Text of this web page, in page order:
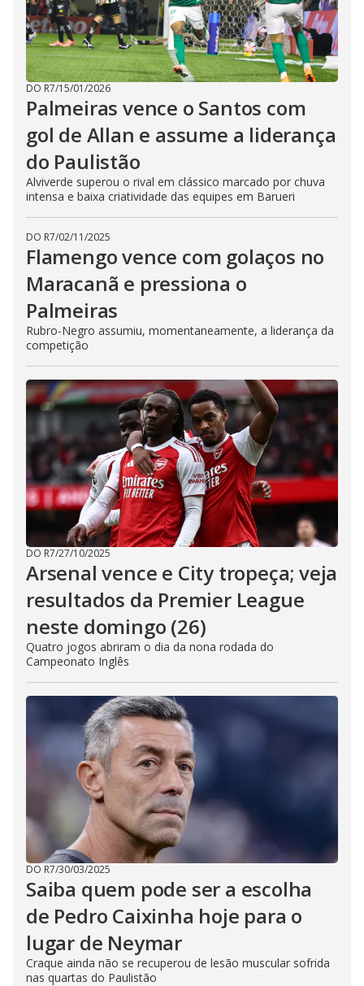
DO R7/15/01/2026
Palmeiras vence o Santos com
gol de Allan e assume a liderança
do Paulistão
Alviverde superou o rival em clássico marcado por chuva
intensa e baixa criatividade das equipes em Barueri
DO R7/02/11/2025
Flamengo vence com golaços no
Maracanã e pressiona o
Palmeiras
Rubro-Negro assumiu, momentaneamente, a liderança da
competição
DO R7/27/10/2025
Arsenal vence e City tropeça; veja
resultados da Premier League
neste domingo (26)
Quatro jogos abriram o dia da nona rodada do
Campeonato Inglês
DO R7/30/03/2025
Saiba quem pode ser a escolha
de Pedro Caixinha hoje para o
lugar de Neymar
Craque ainda não se recuperou de lesão muscular sofrida
nas quartas do Paulistão